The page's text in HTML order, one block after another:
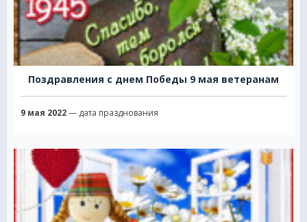
Поздравления с днем Победы 9 мая ветеранам
9 мая 2022— дата празднования